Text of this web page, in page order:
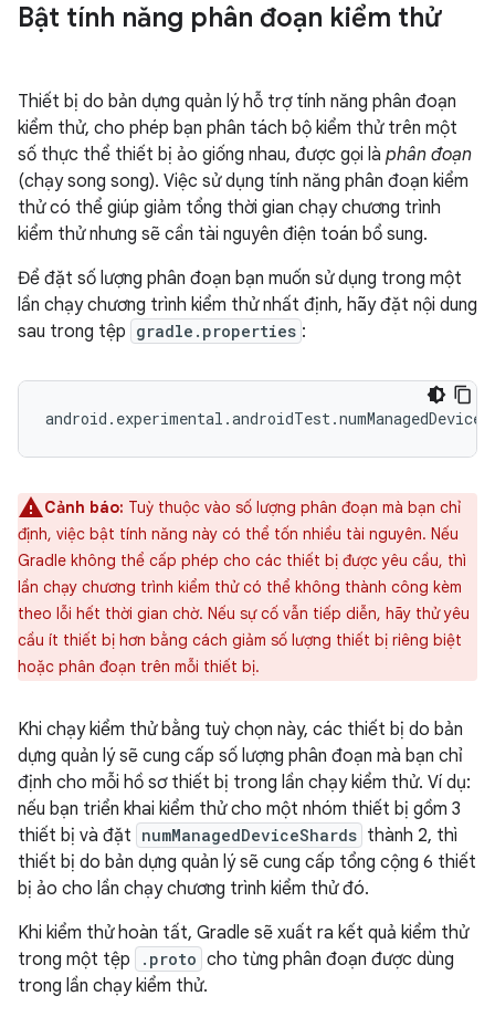
Bật tính năng phân đoạn kiểm thử
Thiết bị do bản dựng quản lý hỗ trợ tính năng phân đoạn
kiểm thử, cho phép bạn phân tách bộ kiểm thử trên một
số thực thể thiết bị ảo giống nhau, được gọi là phân đoạn
(chạy song song). Việc sử dụng tính năng phân đoạn kiểm
thử có thể giúp giảm tổng thời gian chạy chương trình
kiểm thử nhưng sẽ cần tài nguyên điện toán bổ sung.
Để đặt số lượng phân đoạn bạn muốn sử dụng trong một
lần chạy chương trình kiểm thử nhất định, hãy đặt nội dung
sau trong tệp gradle.properties :
Cảnh báo: Tuỳ thuộc vào số lượng phân đoạn mà bạn chỉ
định, việc bật tính năng này có thể tốn nhiều tài nguyên. Nếu
Gradle không thể cấp phép cho các thiết bị được yêu cầu, thì
lần chạy chương trình kiểm thử có thể không thành công kèm
theo lỗi hết thời gian chờ. Nếu sự cố vẫn tiếp diễn, hãy thử yêu
cầu ít thiết bị hơn bằng cách giảm số lượng thiết bị riêng biệt
hoặc phân đoạn trên mỗi thiết bị.
Khi chạy kiểm thử bằng tuỳ chọn này, các thiết bị do bản
dựng quản lý sẽ cung cấp số lượng phân đoạn mà bạn chỉ
định cho mỗi hồ sơ thiết bị trong lần chạy kiểm thử. Ví dụ:
nếu bạn triển khai kiểm thử cho một nhóm thiết bị gồm 3
thiết bị và đặt numManagedDeviceShards thành 2, thì
thiết bị do bản dựng quản lý sẽ cung cấp tổng cộng 6 thiết
bị ảo cho lần chạy chương trình kiểm thử đó.
Khi kiểm thử hoàn tất, Gradle sẽ xuất ra kết quả kiểm thử
trong một tệp
.proto cho từng phân đoạn được dùng
trong lần chạy kiểm thử.